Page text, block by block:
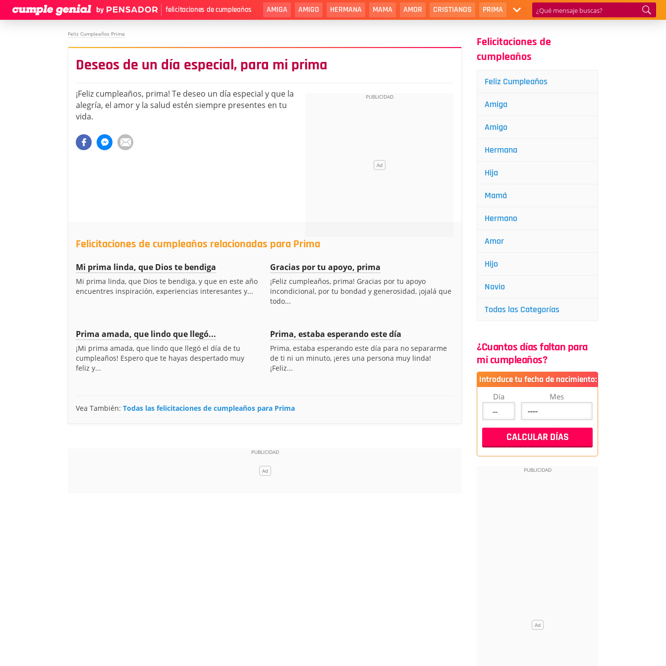
felicitaciones de cumpleaños AMIGA AMIGO HERMANA MAMA AMOR CRISTIANOS PRIMA
Feliz Cumpleaños Prima
Deseos de un día especial, para mi prima
¡Feliz cumpleaños, prima! Te deseo un día especial y que la
alegría, el amor y la salud estén siempre presentes en tu
vida.
Felicitaciones de cumpleaños relacionadas para Prima
Mi prima linda, que Dios te bendiga
Mi prima linda, que Dios te bendiga, y que en este año
encuentres inspiración, experiencias interesantes y...
Gracias por tu apoyo, prima
¡Feliz cumpleaños, prima! Gracias por tu apoyo
incondicional, por tu bondad y generosidad, ¡ojalá que
todo...
Prima amada, que lindo que llegó...
¡Mi prima amada, que lindo que llegó el día de tu
cumpleaños! Espero que te hayas despertado muy
feliz y...
Prima, estaba esperando este día
Prima, estaba esperando este día para no separarme
de ti ni un minuto, ¡eres una persona muy linda!
¡Feliz...
Vea También: Todas las felicitaciones de cumpleaños para Prima
Felicitaciones de
cumpleaños
Feliz Cumpleaños
Amiga
Amigo
Hermana
Hija
Mamá
Hermano
Amor
Hijo
Novio
Todas las Categorías
¿Cuantos días faltan para
mi cumpleaños?
Introduce tu fecha de nacimiento:
Día Mes